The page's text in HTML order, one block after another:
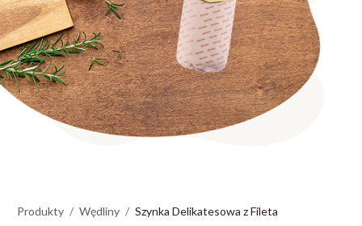
Produkty Wędliny Szynka Delikatesowa z Fileta